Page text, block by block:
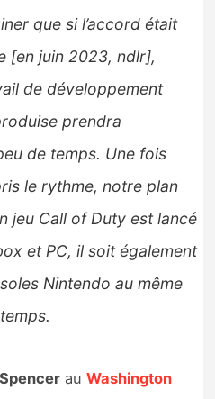
que si l’accord était
[en juin 2023, ndlr],
de développement
prendra
de temps. Une fois
le rythme, notre plan
jeu Call of Duty est lancé
et PC, il soit également
Nintendo au même
auWashington